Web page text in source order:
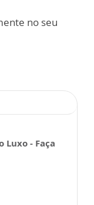
no seu
Luxo - Faça